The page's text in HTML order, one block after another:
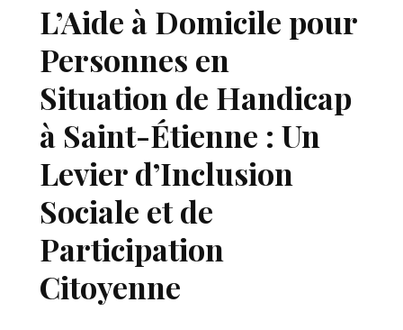
L’Aide à Domicile pour
Personnes en
Situation de Handicap
à Saint-Étienne : Un
Levier d’Inclusion
Sociale et de
Participation
Citoyenne